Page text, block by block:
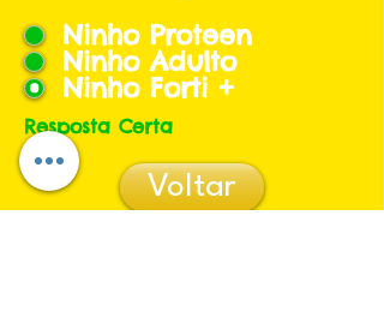
Ninho Proteen
Ninho Adulto
Ninho Forti +
Resposta Certa
Voltar